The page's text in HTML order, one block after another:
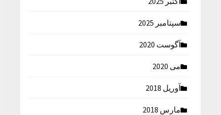
سپتامبر 2025
آگوست 2020
می 2020
آوریل 2018
مارس 2018